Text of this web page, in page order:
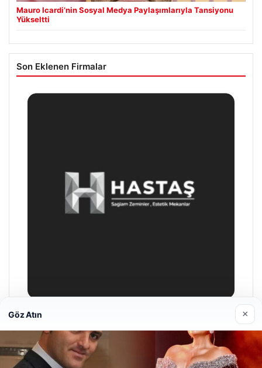
Mauro Icardi’nin Sosyal Medya Paylaşımlarıyla Tansiyonu
Yükseltti
Son Eklenen Firmalar
28/04/2026
Göz Atın ×